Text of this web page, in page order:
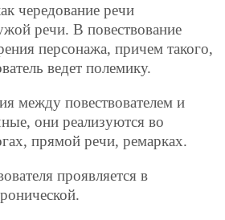
чередование речи
речи. В повествование
персонажа, причем такого,
ведет полемику.
между повествователем и
они реализуются во
прямой речи, ремарках.
проявляется в